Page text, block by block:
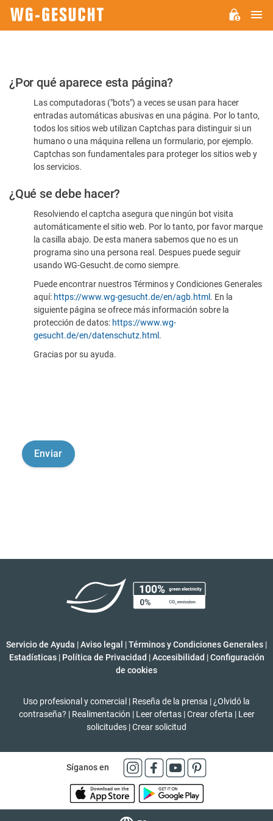
Por
favor,
confirme
humano
¿Por qué aparece esta página?
Las computadoras ("bots") a veces se usan para hacer
entradas automáticas abusivas en una página. Por lo tanto,
todos los sitios web utilizan Captchas para distinguir si un
humano o una máquina rellena un formulario, por ejemplo.
Captchas son fundamentales para proteger los sitios web y
los servicios.
¿Qué se debe hacer?
Resolviendo el captcha asegura que ningún bot visita
automáticamente el sitio web. Por lo tanto, por favor marque
la casilla abajo. De esta manera sabemos que no es un
programa sino una persona real. Despues puede seguir
usando WG-Gesucht.de como siempre.
Puede encontrar nuestros Términos y Condiciones Generales
aquí: https://www.wg-gesucht.de/en/agb.html . En la
siguiente página se ofrece más información sobre la
protección de datos: https://www.wg-
gesucht.de/en/datenschutz.html .
Gracias por su ayuda.
Servicio de Ayuda |Aviso legal |Términos y Condiciones Generales |
Estadísticas | Política de Privacidad | Accesibilidad | Configuración
de cookies
Uso profesional y comercial | Reseña de la prensa | ¿Olvidó la
contraseña? | Realimentación | Leer ofertas | Crear oferta | Leer
solicitudes |Crear solicitud
Síganos en